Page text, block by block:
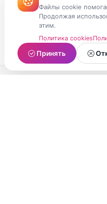
Файлы cookie
Продолжая
этим.
Политика cookies
Принять